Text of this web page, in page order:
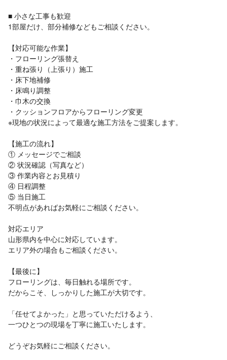
■ 小さな工事も歓迎
1部屋だけ、部分補修などもご相談ください。
【対応可能な作業】
・フローリング張替え
・重ね張り（上張り）施工
・床下地補修
・床鳴り調整
・巾木の交換
・クッションフロアからフローリング変更
※現地の状況によって最適な施工方法をご提案します。
【施工の流れ】
① メッセージでご相談
② 状況確認（写真など）
③ 作業内容とお見積り
④ 日程調整
⑤ 当日施工
不明点があればお気軽にご相談ください。
対応エリア
山形県内を中心に対応しています。
エリア外の場合もご相談ください。
【最後に】
フローリングは、毎日触れる場所です。
だからこそ、しっかりした施工が大切です。
「任せてよかった」と思っていただけるよう、
一つひとつの現場を丁寧に施工いたします。
どうぞお気軽にご相談ください。